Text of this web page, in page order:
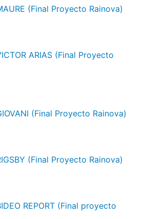
(Final Proyecto Rainova)
ARIAS (Final Proyecto
(Final Proyecto Rainova)
(Final Proyecto Rainova)
REPORT (Final proyecto